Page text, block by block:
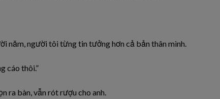
năm, người tôi từng tin tưởng hơn cả bản thân mình.
cáo thôi.”
ra bàn, vẫn rót rượu cho anh.